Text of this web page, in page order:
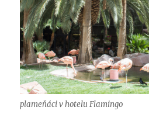
plameňáci v hotelu Flamingo